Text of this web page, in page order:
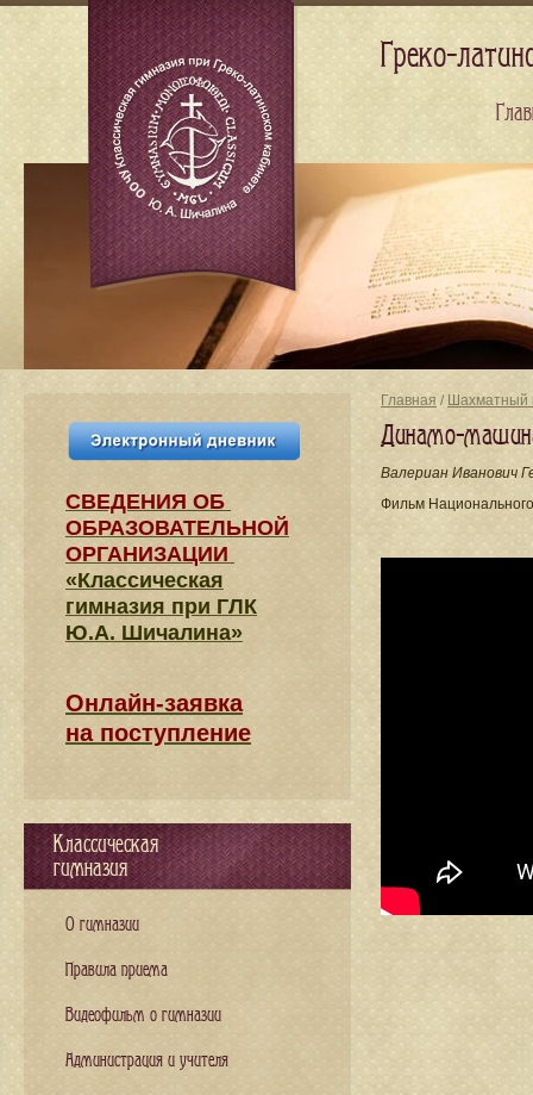
Главная / Шахматный
Динамо-
Валериан Иванович
Фильм
СВЕДЕНИЯ​ ОБ
ОБРАЗОВАТЕЛЬНОЙ
ОРГАНИЗАЦИИ
«Классическая
гимназия при ГЛК
Ю.А. Шичалина»
Онлайн-заявка
на поступление
Классическая
гимназия
О гимназии
Правила приема
Видеофильм о гимназии
Администрация и учителя
Греко-